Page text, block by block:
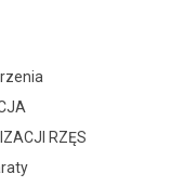
RZĘS